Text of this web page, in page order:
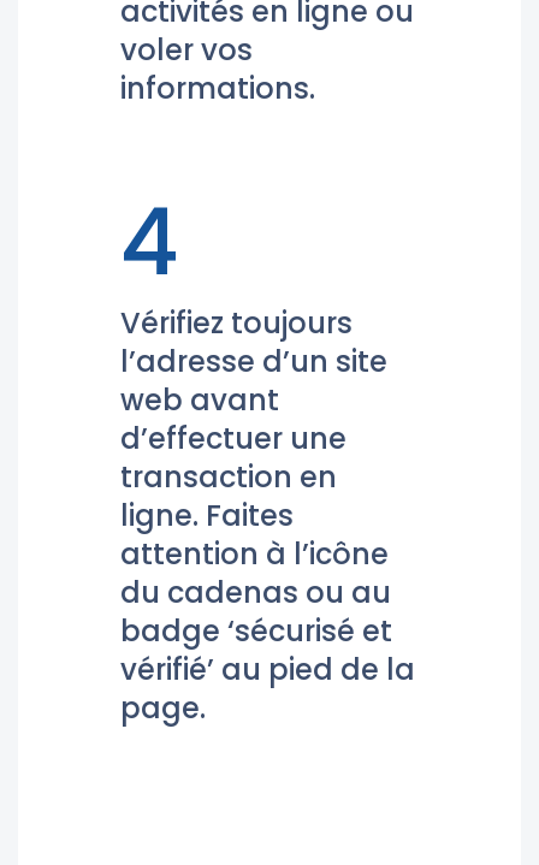
activités en ligne ou
voler vos
informations.
4
Vérifiez toujours
l’adresse d’un site
web avant
d’effectuer une
transaction en
ligne. Faites
attention à l’icône
du cadenas ou au
badge ‘sécurisé et
vérifié’ au pied de la
page.